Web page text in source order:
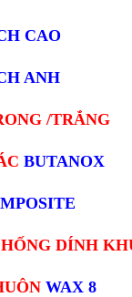
CAO
ANH
/TRẮNG
BUTANOX
DÍNH
WAX 8